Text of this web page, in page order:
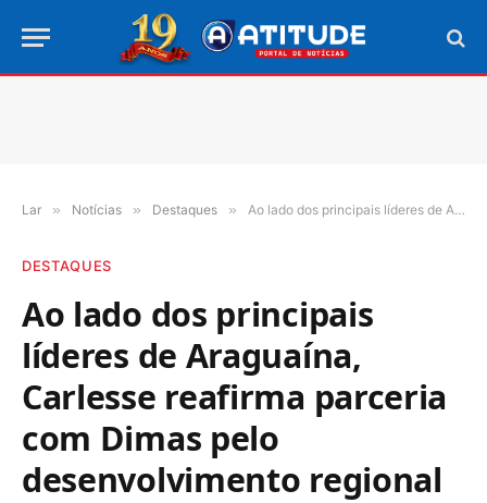
Lar » Notícias » Destaques » Ao lado dos principais líderes de Araguaína, Carlesse reafirma parceria com Dimas pelo desenvolvimento regional
DESTAQUES
Ao lado dos principais
líderes de Araguaína,
Carlesse reafirma parceria
com Dimas pelo
desenvolvimento regional